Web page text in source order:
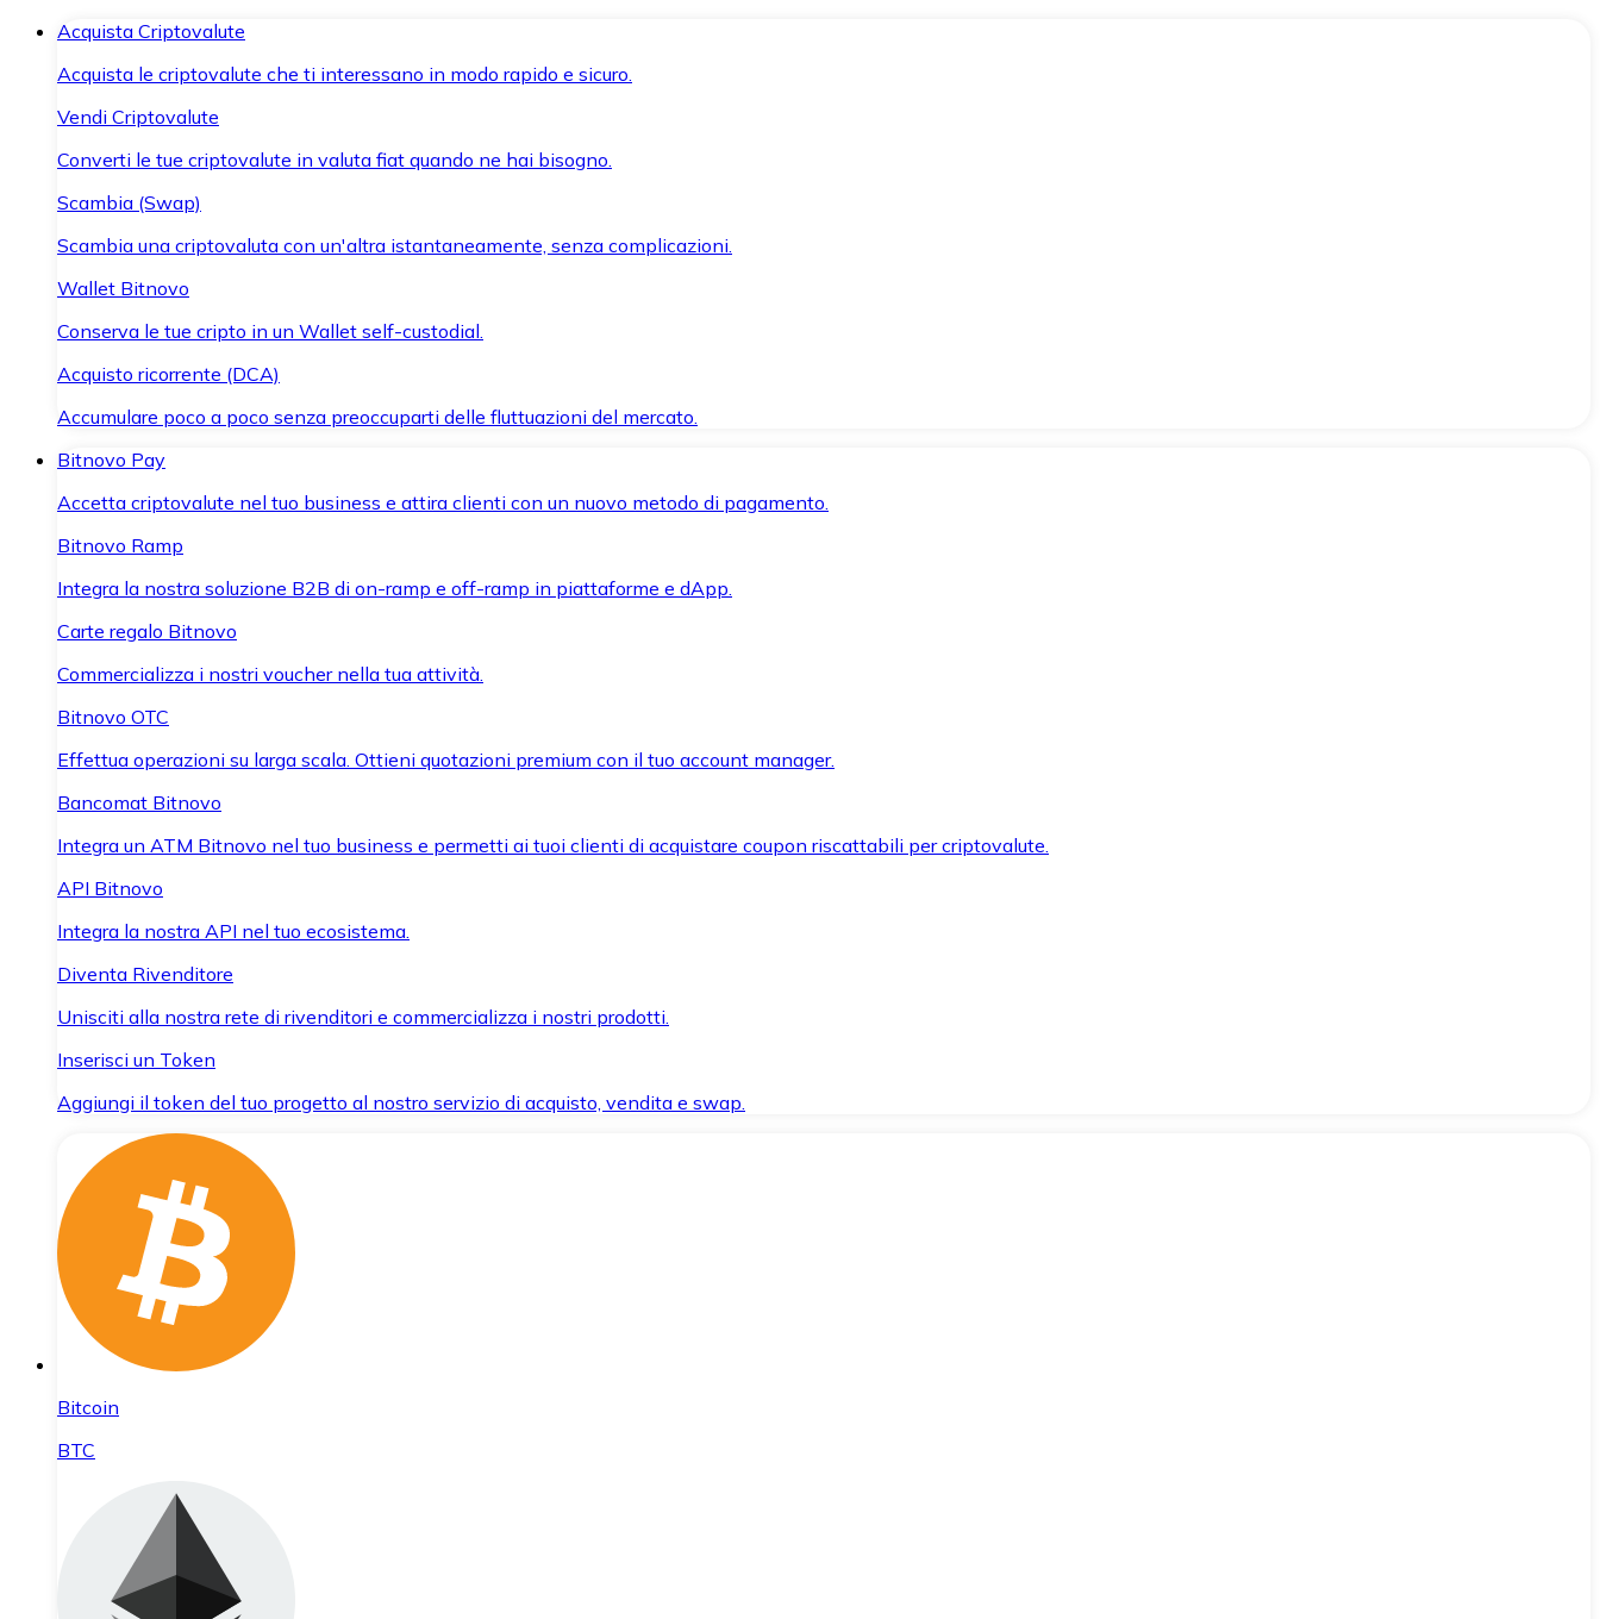
Acquista Criptovalute
Acquista le criptovalute che ti interessano in modo rapido e sicuro.
Vendi Criptovalute
Converti le tue criptovalute in valuta fiat quando ne hai bisogno.
Scambia (Swap)
Scambia una criptovaluta con un'altra istantaneamente, senza complicazioni.
Wallet Bitnovo
Conserva le tue cripto in un Wallet self-custodial.
Acquisto ricorrente (DCA)
Accumulare poco a poco senza preoccuparti delle fluttuazioni del mercato.
Bitnovo Pay
Accetta criptovalute nel tuo business e attira clienti con un nuovo metodo di pagamento.
Bitnovo Ramp
Integra la nostra soluzione B2B di on-ramp e off-ramp in piattaforme e dApp.
Carte regalo Bitnovo
Commercializza i nostri voucher nella tua attività.
Bitnovo OTC
Effettua operazioni su larga scala. Ottieni quotazioni premium con il tuo account manager.
Bancomat Bitnovo
Integra un ATM Bitnovo nel tuo business e permetti ai tuoi clienti di acquistare coupon riscattabili per criptovalute.
API Bitnovo
Integra la nostra API nel tuo ecosistema.
Diventa Rivenditore
Unisciti alla nostra rete di rivenditori e commercializza i nostri prodotti.
Inserisci un Token
Aggiungi il token del tuo progetto al nostro servizio di acquisto, vendita e swap.
Bitcoin
BTC